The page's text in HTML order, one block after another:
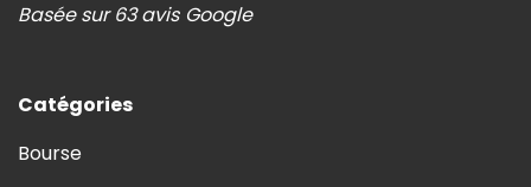
Basée sur 63 avis Google
Catégories
Bourse